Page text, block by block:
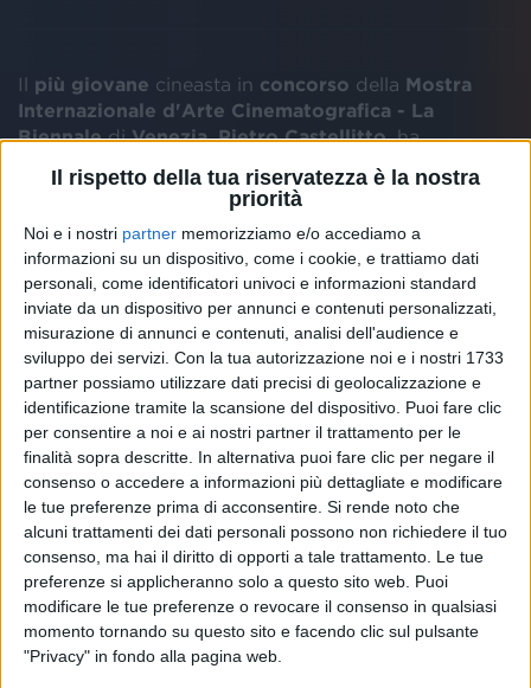
Il rispetto della tua riservatezza è la nostra
priorità
Noi e i nostri partner memorizziamo e/o accediamo a
informazioni su un dispositivo, come i cookie, e trattiamo dati
personali, come identificatori univoci e informazioni standard
inviate da un dispositivo per annunci e contenuti personalizzati,
misurazione di annunci e contenuti, analisi dell'audience e
sviluppo dei servizi. Con la tua autorizzazione noi e i nostri 1733
partner possiamo utilizzare dati precisi di geolocalizzazione e
identificazione tramite la scansione del dispositivo. Puoi fare clic
per consentire a noi e ai nostri partner il trattamento per le
finalità sopra descritte. In alternativa puoi fare clic per negare il
consenso o accedere a informazioni più dettagliate e modificare
le tue preferenze prima di acconsentire. Si rende noto che
alcuni trattamenti dei dati personali possono non richiedere il tuo
consenso, ma hai il diritto di opporti a tale trattamento. Le tue
preferenze si applicheranno solo a questo sito web. Puoi
modificare le tue preferenze o revocare il consenso in qualsiasi
momento tornando su questo sito e facendo clic sul pulsante
"Privacy" in fondo alla pagina web.
Il più giovane cineasta in concorso della Mostra
Internazionale d'Arte Cinematografica - La
BiennalediVenezia,Pietro Castellitto, ha
nostri microfoni. Nel dettaglio, ha raccontato
che ha fatto in questi 3 anni: nel
era infatti aVeneziacon la suaprima opera
predatori, che gli è valsa ilPremio Orizzontiper la
miglior sceneggiatura. "Ora sono un po' più severo
con me stesso in fase di scrittura", ha dichiarato.
Anche nei nostri studi, così come nella pellicola,
aveva accantoBenedetta PorcarolieGiorgio
Quarzo Guarascio che, in Enea, vestono
rispettivamente i panni di sua moglie e del suo
amico. I due interpreti si sono trovati sul set con altri
due membri della famigliaCastellitto:Sergioe
Cesare. "È stato bellissimo. Sono persone
eccentriche, che hanno una loro unicità", ha spiegato
Benedetta Porcaroli.